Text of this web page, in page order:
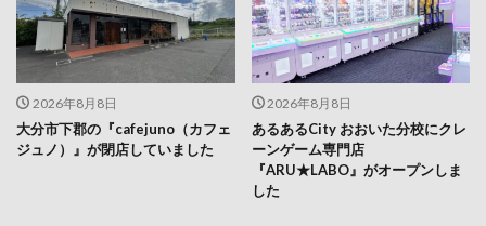
2026年8月8日
大分市下郡の『cafejuno（カフェ
ジュノ）』が閉店していました
2026年8月8日
あるあるCity おおいた分校にクレ
ーンゲーム専門店
『ARU★LABO』がオープンしま
した